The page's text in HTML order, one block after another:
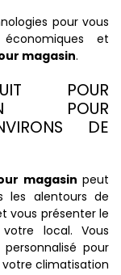
pour vous
et
magasin.
POUR
POUR
DE
magasin peut
les alentours de
vous présenter le
local. Vous
pour
climatisation